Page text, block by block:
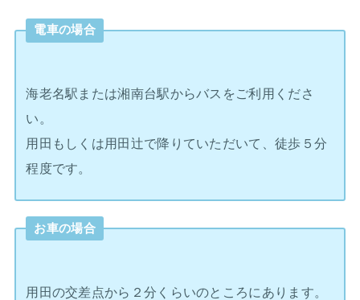
電車の場合
海老名駅または湘南台駅からバスをご利用くださ
い。
用田もしくは用田辻で降りていただいて、徒歩５分
程度です。
お車の場合
用田の交差点から２分くらいのところにあります。